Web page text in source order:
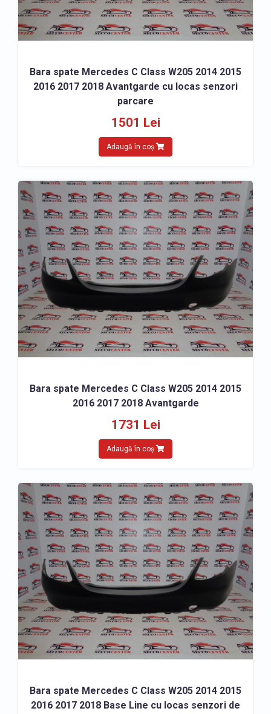
Bara spate Mercedes C Class W205 2014 2015
2016 2017 2018 Avantgarde cu locas senzori
parcare
1501 Lei
Adaugă în coș
Bara spate Mercedes C Class W205 2014 2015
2016 2017 2018 Avantgarde
1731 Lei
Adaugă în coș
Bara spate Mercedes C Class W205 2014 2015
2016 2017 2018 Base Line cu locas senzori de